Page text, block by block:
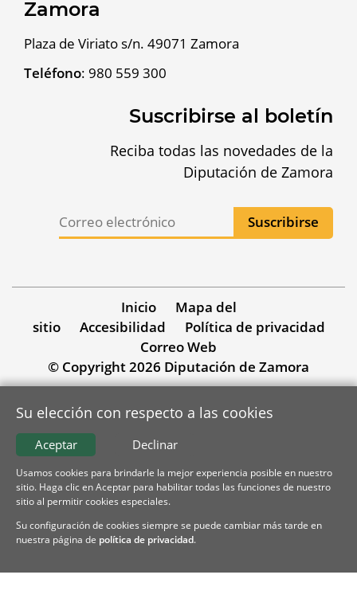
Zamora
Plaza de Viriato s/n. 49071 Zamora
Teléfono: 980 559 300
Suscribirse al boletín
Reciba todas las novedades de la
Diputación de Zamora
Inicio
Mapa del
sitio
Accesibilidad
Política de privacidad
Correo Web
© Copyright 2026 Diputación de Zamora
Su elección con respecto a las cookies
Declinar
Aceptar
Usamos cookies para brindarle la mejor experiencia posible en nuestro
sitio. Haga clic en Aceptar para habilitar todas las funciones de nuestro
sitio al permitir cookies especiales.
Su configuración de cookies siempre se puede cambiar más tarde en
nuestra página de política de privacidad.